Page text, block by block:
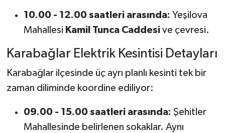
10.00 - 12.00 saatleri arasında: Yeşilova
Mahallesi Kamil Tunca Caddesive çevresi.
Karabağlar Elektrik Kesintisi Detayları
Karabağlar ilçesinde üç ayrı planlı kesinti tek bir
zaman diliminde koordine ediliyor:
09.00 - 15.00 saatleri arasında: Şehitler
Mahallesinde belirlenen sokaklar. Aynı